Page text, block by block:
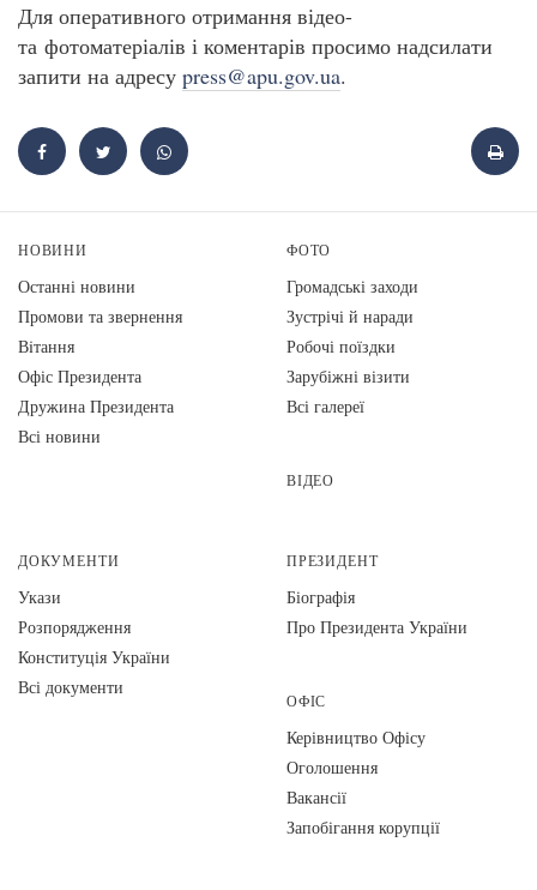
Для оперативного отримання відео-
та фотоматеріалів і коментарів просимо надсилати
запити на адресу press@apu.gov.ua.
НОВИНИ
Останні новини
Промови та звернення
Вiтання
Офіс Президента
Дружина Президента
Всі новини
ФОТО
Громадські заходи
Зустрічі й наради
Робочі поїздки
Зарубіжні візити
Всі галереї
ВІДЕО
ДОКУМЕНТИ
Укази
Розпорядження
Конституція України
Всі документи
ПРЕЗИДЕНТ
Біографія
Про Президента України
ОФІС
Керівництво Офісу
Оголошення
Вакансії
Запобігання корупції